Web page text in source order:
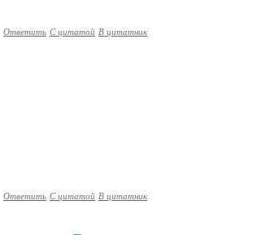
Ответить С цитатой В цитатник
Ответить С цитатой В цитатник